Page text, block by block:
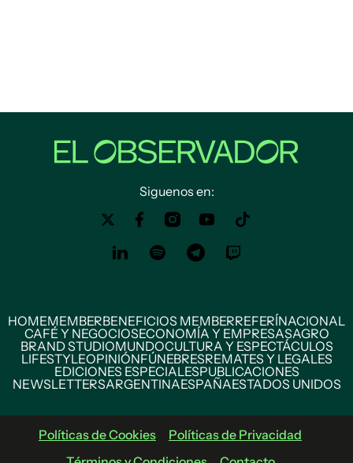
Siguenos en:
HOMEMEMBERBENEFICIOS MEMBERREFERÍNACIONAL
CAFÉ Y NEGOCIOSECONOMÍA Y EMPRESASAGRO
BRAND STUDIOMUNDOCULTURA Y ESPECTÁCULOS
LIFESTYLEOPINIÓNFÚNEBRESREMATES Y LEGALES
EDICIONES ESPECIALESPUBLICACIONES
NEWSLETTERSARGENTINAESPAÑAESTADOS UNIDOS
Políticas de Cookies
Políticas de Privacidad